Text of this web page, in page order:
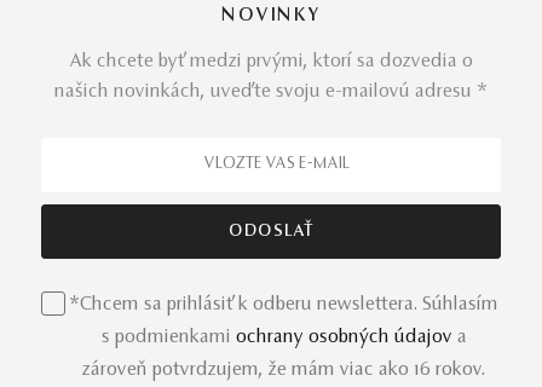
NOVINKY
Ak chcete byť medzi prvými, ktorí sa dozvedia o
našich novinkách, uveďte svoju e-mailovú adresu *
*Chcem sa prihlásiť k odberu newslettera. Súhlasím
s podmienkami ochrany osobných údajov a
zároveň potvrdzujem, že mám viac ako 16 rokov.